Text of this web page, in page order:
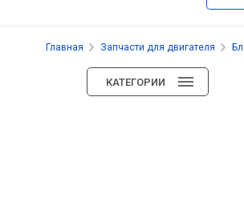
Главная Запчасти для двигателя
КАТЕГОРИИ